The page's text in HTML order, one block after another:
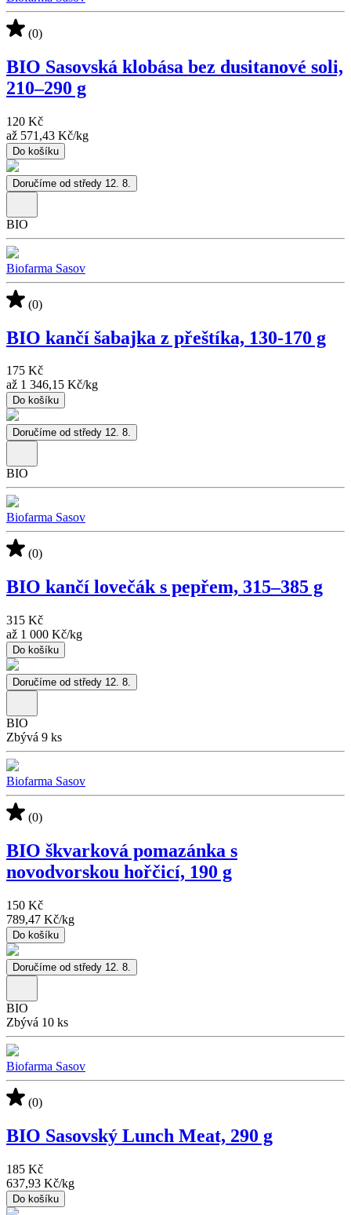
(0)
BIO Sasovská klobása bez dusitanové soli,
210–290 g
120 Kč
až 571,43 Kč/kg
Do košíku
Doručíme od středy 12. 8.
BIO
Biofarma Sasov
(0)
BIO kančí šabajka z přeštíka, 130-170 g
175 Kč
až 1 346,15 Kč/kg
Do košíku
Doručíme od středy 12. 8.
BIO
Biofarma Sasov
(0)
BIO kančí lovečák s pepřem, 315–385 g
315 Kč
až 1 000 Kč/kg
Do košíku
Doručíme od středy 12. 8.
BIO
Zbývá 9 ks
Biofarma Sasov
(0)
BIO škvarková pomazánka s
novodvorskou hořčicí, 190 g
150 Kč
789,47 Kč/kg
Do košíku
Doručíme od středy 12. 8.
BIO
Zbývá 10 ks
Biofarma Sasov
(0)
BIO Sasovský Lunch Meat, 290 g
185 Kč
637,93 Kč/kg
Do košíku